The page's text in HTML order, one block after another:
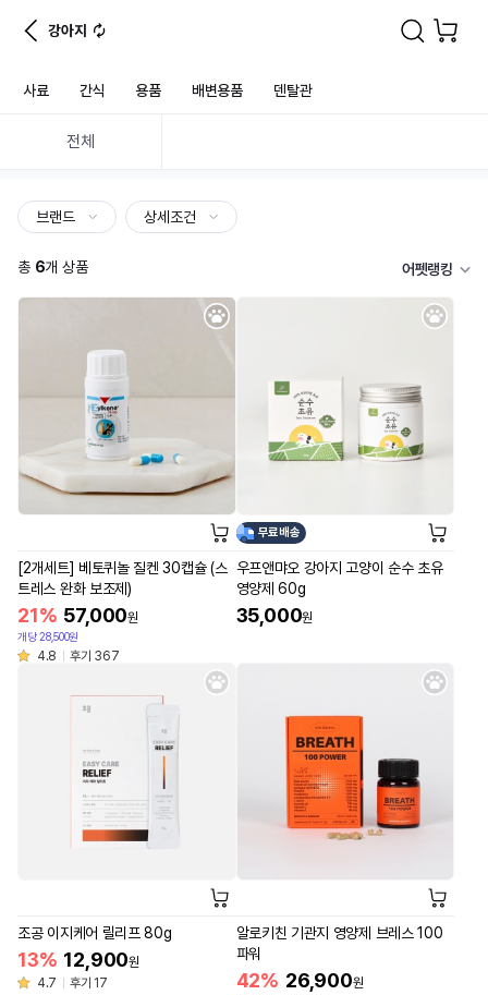
강아지
사료 간식 용품 배변용품 덴탈관
전체
브랜드 상세조건
총 6개 상품 어펫랭킹
[2개세트] 베토퀴놀 질켄 30캡슐 (스
트레스 완화 보조제)
21% 57,000원
개당 28,500원
4.8 후기 367
무료배송
우프앤먀오 강아지 고양이 순수 초유
영양제 60g
35,000원
조공 이지케어 릴리프 80g
13% 12,900원
4.7
후기 17
알로키친 기관지 영양제 브레스 100
파워
42% 26,900원